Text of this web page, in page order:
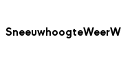
SneeuwhoogteWeer